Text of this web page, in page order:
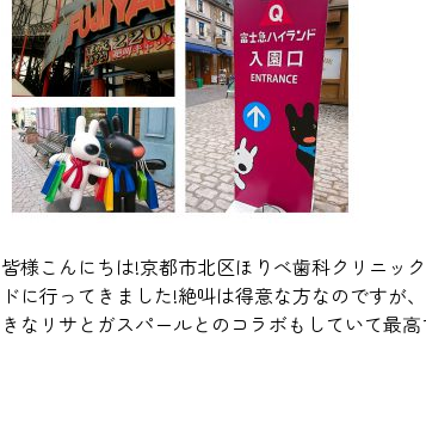
皆様こんにちは!京都市北区ほりべ歯科クリニッ
ドに行ってきました!絶叫は得意な方なのですが
きなリサとガスパールとのコラボもしていて最